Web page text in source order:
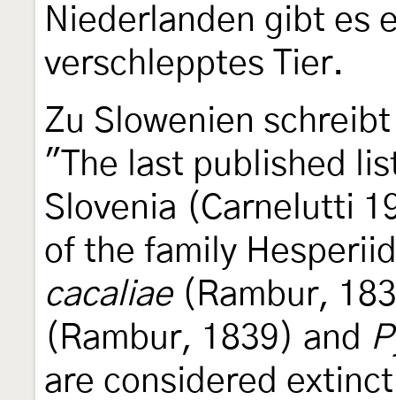
Niederlanden gibt es
verschlepptes Tier.
Zu Slowenien
"The last published
Slovenia (Carnelutti
of the family
cacaliae(Rambur,
(Rambur, 1839) and
are considered